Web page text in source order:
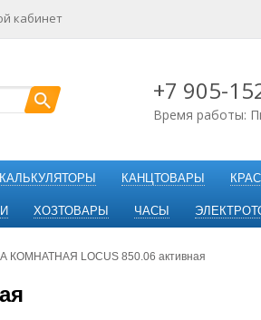
кабинет
+7 905-
Время работы:
КАЛЬКУЛЯТОРЫ КАНЦТОВАРЫ
ХОЗТОВАРЫ ЧАСЫ
КОМНАТНАЯ LOCUS 850.06 активная